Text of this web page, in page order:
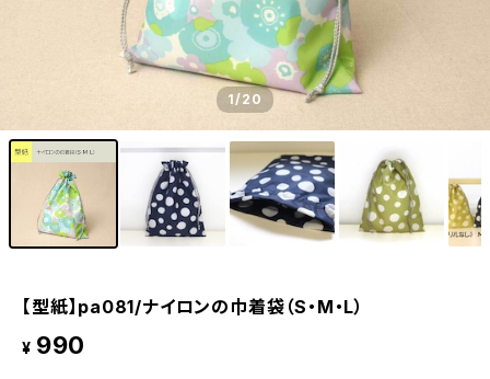
1/20
【型紙】pa081/ナイロンの巾着袋（S・M・L）
¥ 990